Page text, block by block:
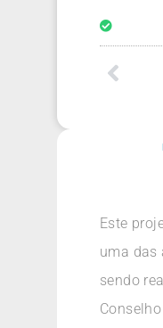
Este
uma das
sendo